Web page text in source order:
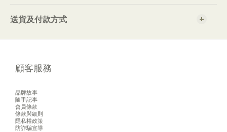
送貨及付款方式
顧客服務
品牌故事
隨手記事
會員條款
條款與細則
隱私權政策
防詐騙宣導